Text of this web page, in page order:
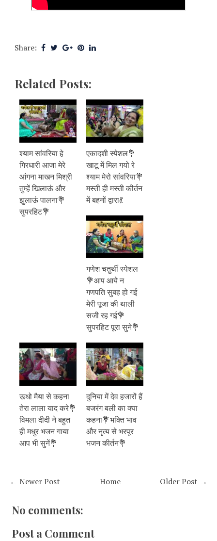
Share:
Related Posts:
श्याम सांवरिया हे
गिरधारी आजा मेरे
आंगना माखन मिश्री
तुम्हें खिलाऊं और
झुलाऊं पालना💐
सुपरहिट💐
एकादशी स्पेशल💐
खाटू में मिल गयो रे
श्याम मेरो सांवरिया💐
मस्ती ही मस्ती कीर्तन
में बहनों द्वारा💃
गणेश चतुर्थी स्पेशल
💐आप आये न
गणपति सुबह हो गई
मेरी पूजा की थाली
सजी रह गई💐
सुपरहिट पूरा सुने💐
ऊधो मैया से कहना
तेरा लाला याद करे💐
विमला दीदी ने बहुत
ही मधुर भजन गाया
आप भी सुनें💐
दुनिया में देव हजारों हैं
बजरंग बली का क्या
कहना💐भक्ति भाव
और नृत्य से भरपूर
भजन कीर्तन💐
← Newer Post Older Post →
Home
No comments:
Post a Comment